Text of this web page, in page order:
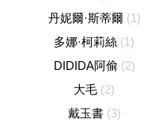
丹妮爾·斯蒂爾 (1)
多娜·柯莉絲 (1)
DIDIDA阿偷 (2)
大毛 (2)
戴玉書 (3)